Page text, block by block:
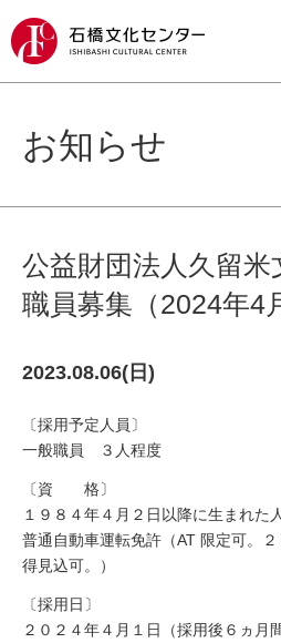
お知らせ
公益財団法人久留米
職員募集（2024年4
2023.08.06(日)
〔採用予定人員〕
一般職員 ３人程度
〔資 格〕
１９８４年４月２日以降に生まれた
普通自動車運転免許（AT 限定可。
得見込可。）
〔採用日〕
２０２４年４月１日（採用後６ヵ月